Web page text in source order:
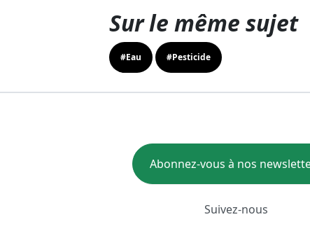
Sur le même sujet
#Eau #Pesticide
Abonnez-vous à nos
Suivez-nous